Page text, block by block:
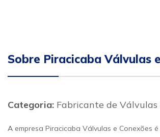
Sobre Piracicaba Válvulas
Categoria: Fabricante de Válvulas
A empresa Piracicaba Válvulas e Conexões